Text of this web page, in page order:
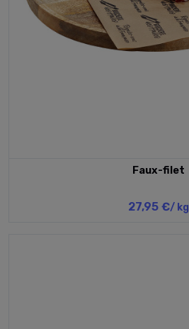
Faux-filet
27,95 €/ kg